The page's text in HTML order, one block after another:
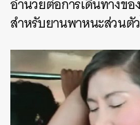
สำหรับยานพาหนะส่วนตั